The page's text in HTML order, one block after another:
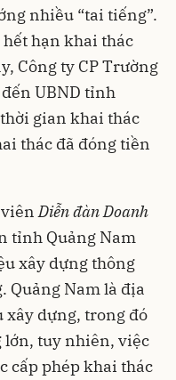
nhiều “tai tiếng”.
hạn khai thác
Công ty CP Trường
UBND tỉnh
gian khai thác
thác đã đóng tiền
Diễn đàn Doanh
tỉnh Quảng Nam
xây dựng thông
Quảng Nam là địa
xây dựng, trong đó
lớn, tuy nhiên, việc
cấp phép khai thác